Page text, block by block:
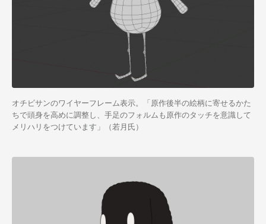
オチビサンのワイヤーフレーム表示。「原作後半の絵柄に寄せるかた
ちで頭身を高めに調整し、手足のフォルムも原作のタッチを意識して
メリハリをつけています」（若月氏）